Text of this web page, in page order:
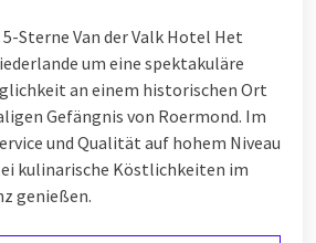
Sterne Van der Valk Hotel Het
um eine spektakuläre
an einem historischen Ort
Gefängnis von Roermond. Im
und Qualität auf hohem Niveau
kulinarische Köstlichkeiten im
genießen.